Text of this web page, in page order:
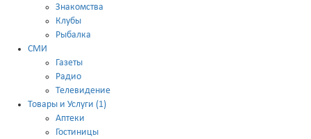
Знакомства
Клубы
Рыбалка
СМИ
Газеты
Радио
Телевидение
Товары и Услуги (1)
Аптеки
Гостиницы